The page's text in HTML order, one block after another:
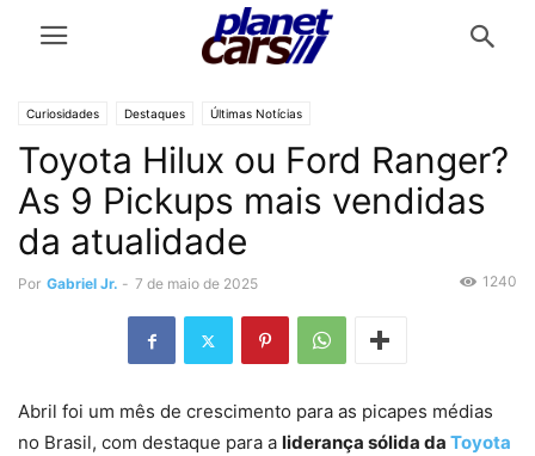
Curiosidades Destaques Últimas Notícias
Toyota Hilux ou Ford Ranger?
As 9 Pickups mais vendidas
da atualidade
Por Gabriel Jr. - 7 de maio de 2025 1240
Abril foi um mês de crescimento para as picapes médias
no Brasil, com destaque para a liderança sólida da Toyota